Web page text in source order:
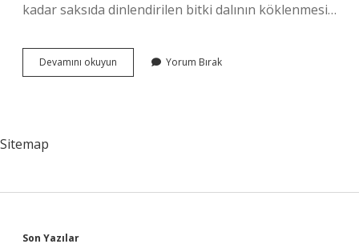
kadar saksıda dinlendirilen bitki dalının köklenmesi…
Devamını okuyun Begonvil
Suda
Yorum Bırak
Sitemap
Son Yazılar